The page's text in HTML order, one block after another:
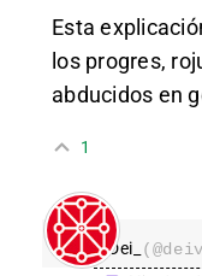
Esta
los progres,
abducidos en
1
Dei_